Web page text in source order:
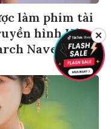
làm phim tài
hình Hàn
Naver
✕